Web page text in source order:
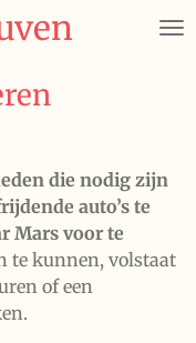
die nodig zijn
auto’s te
Mars voor te
te kunnen, volstaat
of een